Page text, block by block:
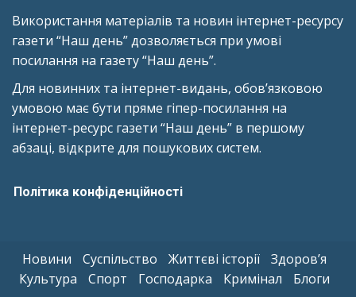
Використання матеріалів та новин інтернет-ресурсу
газети “Наш день” дозволяється при умові
посилання на газету “Наш день”.
Для новинних та інтернет-видань, обов’язковою
умовою має бути пряме гіпер-посилання на
інтернет-ресурс газети “Наш день” в першому
абзаці, відкрите для пошукових систем.
Політика конфіденційності
Новини Суспільство Життєві історії
Здоров’я
Культура
Спорт Господарка Кримінал Блоги